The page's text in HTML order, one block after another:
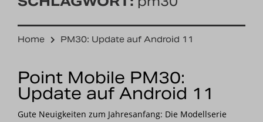
Kontakt
Nachrichten
Home PM30: Update auf Android 11
Point Mobile PM30:
Update auf Android 11
Gute Neuigkeiten zum Jahresanfang: Die Modellserie